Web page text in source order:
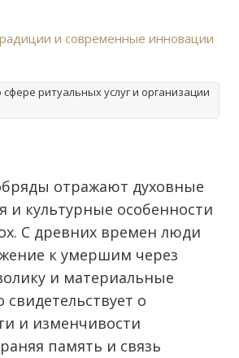
ритуальных услуг и организации
отражают духовные
и культурные особенности
С древних времен люди
к умершим через
и материальные
о
и изменчивости
память и связь